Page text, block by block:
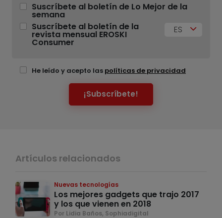
Suscríbete al boletín de Lo Mejor de la
semana
Suscríbete al boletín de la
revista mensual EROSKI
Consumer
ES
He leído y acepto las políticas de privacidad
¡Subscríbete!
Artículos relacionados
Nuevas tecnologías
Los mejores gadgets que trajo 2017
y los que vienen en 2018
Por Lidia Baños, Sophiadigital